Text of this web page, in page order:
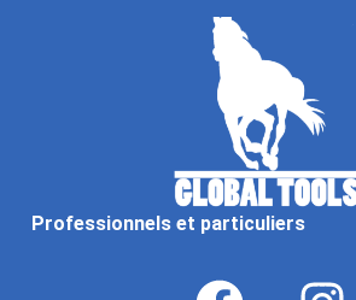
Professionnels et particuliers